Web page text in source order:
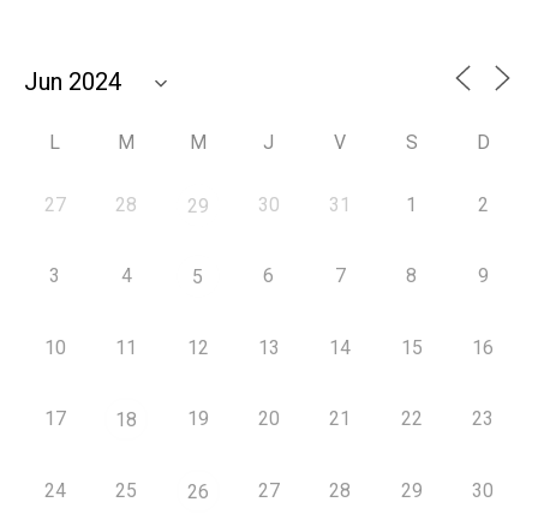
L M M J V S D
27 28 29 30 31 1 2
3 4 5 6 7 8 9
10 11 12 13 14 15 16
17 18 19 20 21 22 23
24 25 26 27 28 29 30